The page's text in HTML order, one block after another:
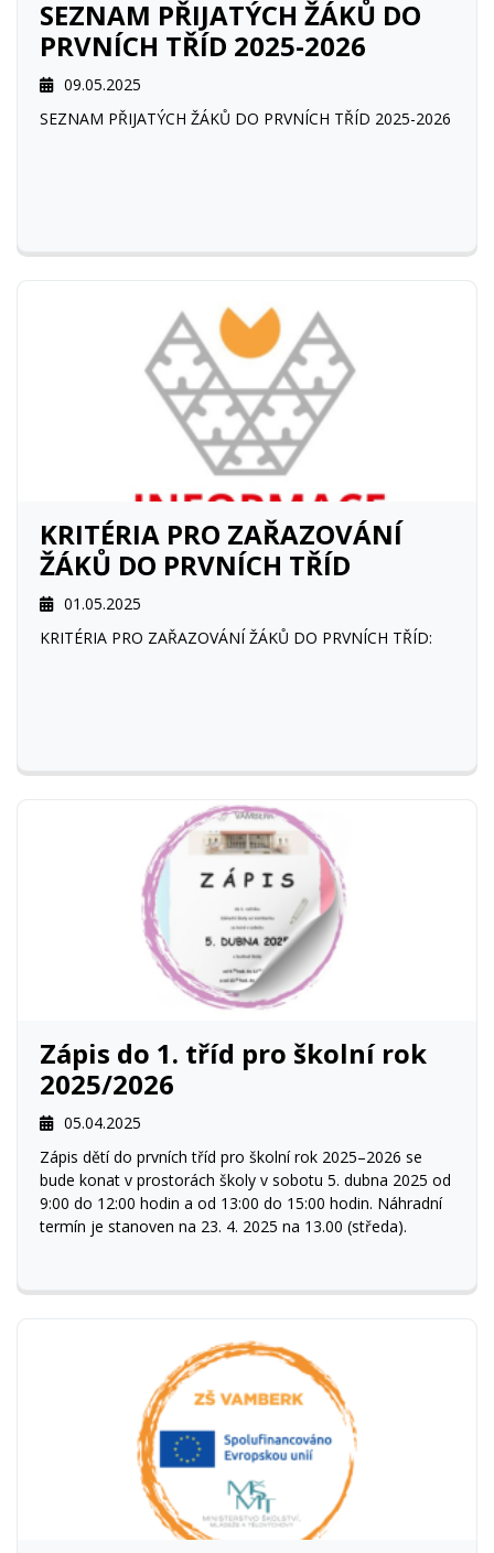
SEZNAM PŘIJATÝCH ŽÁKŮ DO
PRVNÍCH TŘÍD 2025-2026
09.05.2025
SEZNAM PŘIJATÝCH ŽÁKŮ DO PRVNÍCH TŘÍD 2025-2026
KRITÉRIA PRO ZAŘAZOVÁNÍ
ŽÁKŮ DO PRVNÍCH TŘÍD
01.05.2025
KRITÉRIA PRO ZAŘAZOVÁNÍ ŽÁKŮ DO PRVNÍCH TŘÍD:
Zápis do 1. tříd pro školní rok
2025/2026
05.04.2025
Zápis dětí do prvních tříd pro školní rok 2025–2026 se
bude konat v prostorách školy v sobotu 5. dubna 2025 od
9:00 do 12:00 hodin a od 13:00 do 15:00 hodin. Náhradní
termín je stanoven na 23. 4. 2025 na 13.00 (středa).